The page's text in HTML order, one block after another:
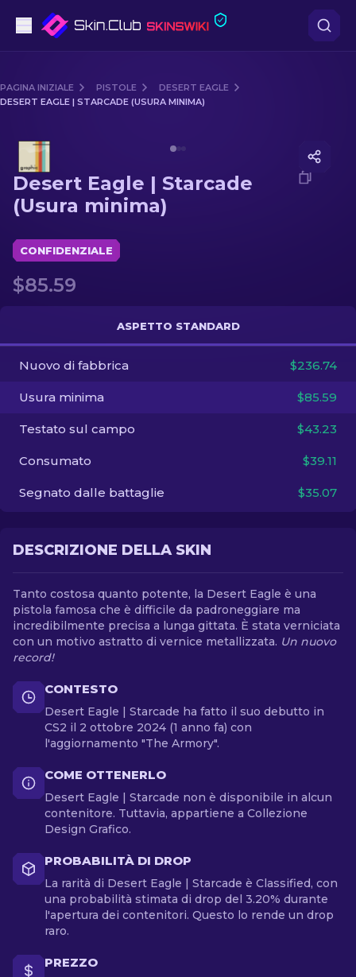
Fascia media
Fucile
Fucile di precisione
Guanto
Altro
IT
PAGINA INIZIALE PISTOLE
DESERT EAGLE
DESERT EAGLE | STARCADE (USURA MINIMA)
Desert Eagle | Starcade
(Usura minima)
CONFIDENZIALE
$85.59
ASPETTO STANDARD
Nuovo di fabbrica $236.74
Usura minima $85.59
Testato sul campo $43.23
Consumato $39.11
Segnato dalle battaglie $35.07
DESCRIZIONE DELLA SKIN
Tanto costosa quanto potente, la Desert Eagle è una
pistola famosa che è difficile da padroneggiare ma
incredibilmente precisa a lunga gittata. È stata verniciata
con un motivo astratto di vernice metallizzata. Un nuovo
record!
CONTESTO
Desert Eagle | Starcade ha fatto il suo debutto in
CS2 il 2 ottobre 2024 (1 anno fa) con
l'aggiornamento "The Armory".
COME OTTENERLO
Desert Eagle | Starcade non è disponibile in alcun
contenitore. Tuttavia, appartiene a Collezione
Design Grafico.
PROBABILITÀ DI DROP
La rarità di Desert Eagle | Starcade è Classified, con
una probabilità stimata di drop del 3.20% durante
l'apertura dei contenitori. Questo lo rende un drop
raro.
PREZZO